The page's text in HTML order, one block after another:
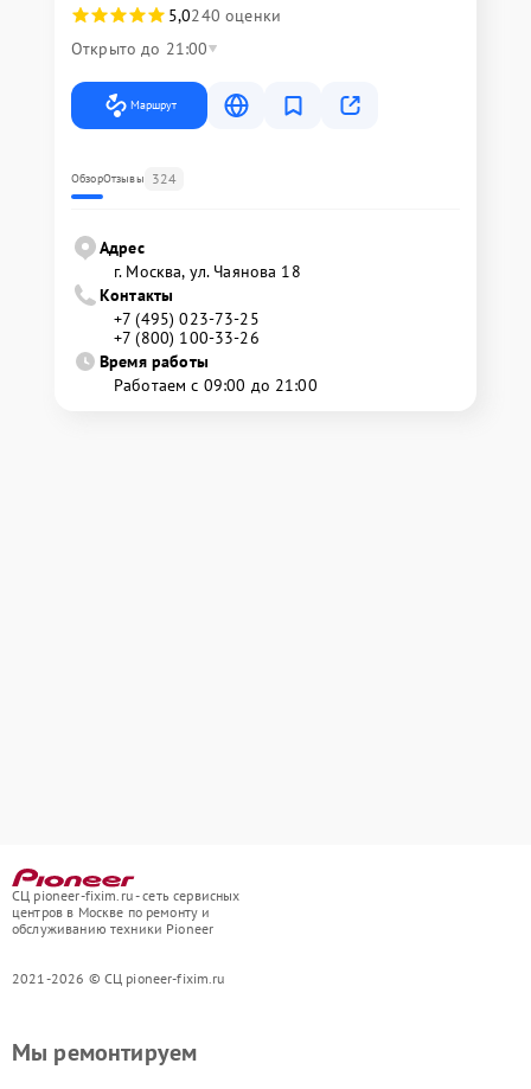
5,0240 оценки
Открыто до 21:00
Маршрут
ОбзорОтзывы 324
Адрес
г. Москва, ул. Чаянова 18
Контакты
+7 (495) 023-73-25
+7 (800) 100-33-26
Время работы
Работаем с 09:00 до 21:00
СЦ pioneer-fixim.ru - сеть сервисных
центров в Москве по ремонту и
обслуживанию техники Pioneer
2021-2026 © СЦ pioneer-fixim.ru
Мы ремонтируем